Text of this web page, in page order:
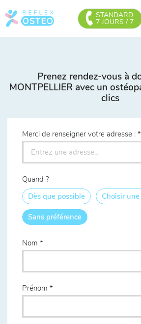
STANDARD
7 JOURS / 7
Prenez rendez-vous à
MONTPELLIER avec un
clics
Merci de renseigner votre adresse :
Quand ?
Dès que possible
Choisir
Sans préférence
Nom
Prénom